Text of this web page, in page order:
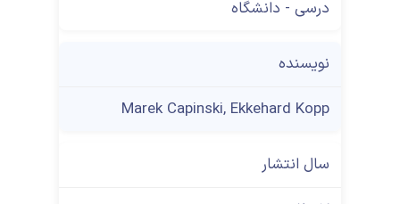
درسی - دانشگاه
نویسنده
Marek Capinski, Ekkehard Kopp
سال انتشار